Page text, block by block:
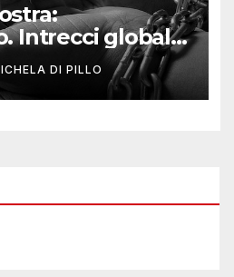
Intrecci globali
DI PILLO